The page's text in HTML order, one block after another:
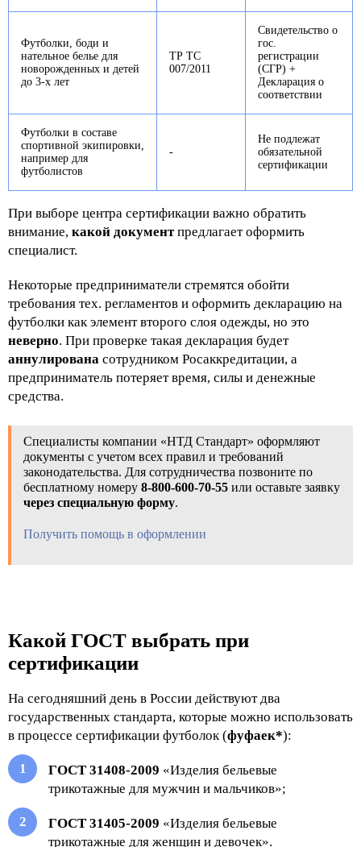
Футболки, боди и
нательное белье для
новорожденных и детей
до 3-х лет
ТР ТС
007/2011
Свидетельство о
гос.
регистрации
(СГР) +
Декларация о
соответствии
Футболки в составе
спортивной экипировки,
например для
футболистов
-
Не подлежат
обязательной
сертификации
При выборе центра сертификации важно обратить
внимание, какой документпредлагает оформить
специалист.
Некоторые предприниматели стремятся обойти
требования тех. регламентов и оформить декларацию на
футболки как элемент второго слоя одежды, но это
неверно. При проверке такая декларация будет
аннулирована сотрудником Росаккредитации, а
предприниматель потеряет время, силы и денежные
средства.
Специалисты компании «НТД Стандарт» оформляют
документы с учетом всех правил и требований
законодательства. Для сотрудничества позвоните по
бесплатному номеру 8-800-600-70-55 или оставьте заявку
через специальную форму.
Получить помощь в оформлении
Какой ГОСТ выбрать при
сертификации
На сегодняшний день в России действуют два
государственных стандарта, которые можно использовать
в процессе сертификации футболок (фуфаек*):
ГОСТ 31408-2009 «Изделия бельевые
трикотажные для мужчин и мальчиков»;
ГОСТ 31405-2009 «Изделия бельевые
трикотажные для женщин и девочек».